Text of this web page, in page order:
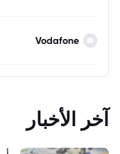
Vodafone
آخر الأخبار